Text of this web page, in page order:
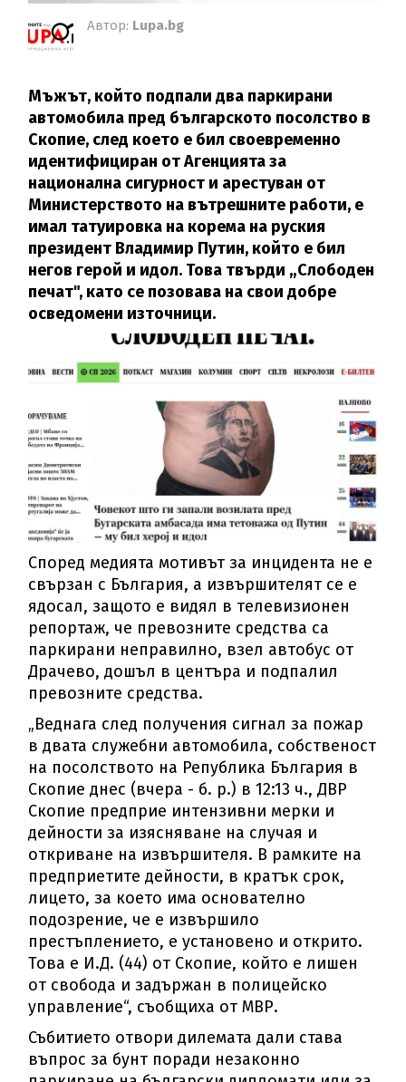
Автор: Lupa.bg
Мъжът, който подпали два паркирани
автомобила пред българското посолство в
Скопие, след което е бил своевременно
идентифициран от Агенцията за
национална сигурност и арестуван от
Министерството на вътрешните работи, е
имал татуировка на корема на руския
президент Владимир Путин, който е бил
негов герой и идол. Това твърди „Слободен
печат", като се позовава на свои добре
осведомени източници.
Според медията мотивът за инцидента не е
свързан с България, а извършителят се е
ядосал, защото е видял в телевизионен
репортаж, че превозните средства са
паркирани неправилно, взел автобус от
Драчево, дошъл в центъра и подпалил
превозните средства.
„Веднага след получения сигнал за пожар
в двата служебни автомобила, собственост
на посолството на Република България в
Скопие днес (вчера - б. р.) в 12:13 ч., ДВР
Скопие предприе интензивни мерки и
дейности за изясняване на случая и
откриване на извършителя. В рамките на
предприетите дейности, в кратък срок,
лицето, за което има основателно
подозрение, че е извършило
престъплението, е установено и открито.
Това е И.Д. (44) от Скопие, който е лишен
от свобода и задържан в полицейско
управление“, съобщиха от МВР.
Събитието отвори дилемата дали става
въпрос за бунт поради незаконно